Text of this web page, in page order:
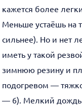
кажется более
Меньше устаёшь на
сильнее). Но и нет
иметь у такой
зимнюю резину и
подогревом —
— 6). Мелкий дождь